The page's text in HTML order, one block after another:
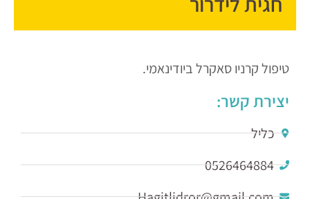
טיפול קרניו סאקרל ביודינאמי.
יצירת קשר:
כליל
0526464884